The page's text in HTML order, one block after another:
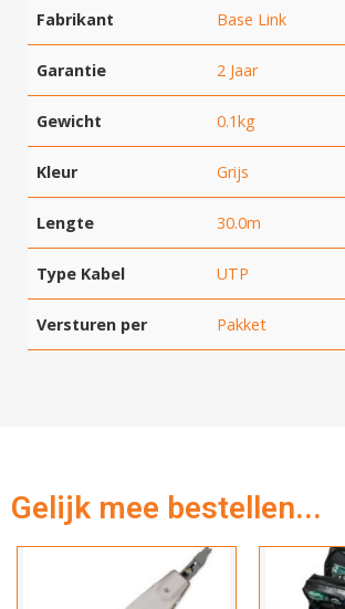
Fabrikant Base Link
Garantie 2 Jaar
Gewicht 0.1kg
Kleur Grijs
Lengte 30.0m
Type Kabel UTP
Versturen per Pakket
Gelijk mee bestellen...